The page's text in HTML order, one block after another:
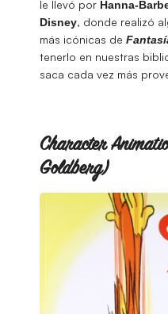
le llevó por Hanna-
Disney, donde realizó
más icónicas de
tenerlo en nuestras
saca cada vez más
Character
Goldberg)